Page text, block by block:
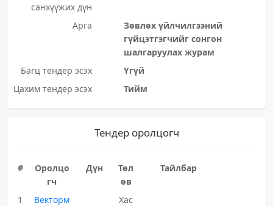
санхүүжих дүн
Арга
Зөвлөх үйлчилгээний
гүйцэтгэгчийг сонгон
шалгаруулах журам
Багц тендер эсэх
Үгүй
Цахим тендер эсэх
Тийм
Тендер оролцогч
#
Оролцо
гч
Дүн
Төл
өв
Тайлбар
1
Векторм
Хас